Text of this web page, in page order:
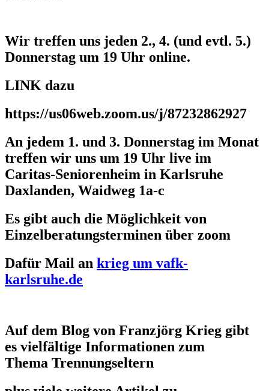
Wir treffen uns jeden 2., 4. (und evtl. 5.)
Donnerstag um 19 Uhr online.
LINK dazu
https://us06web.zoom.us/j/87232862927
An jedem 1. und 3. Donnerstag im Monat
treffen wir uns um 19 Uhr live im
Caritas-Seniorenheim in Karlsruhe
Daxlanden, Waidweg 1a-c
Es gibt auch die Möglichkeit von
Einzelberatungsterminen über zoom
Dafür Mail an krieg um vafk-
karlsruhe.de
Auf dem Blog von Franzjörg Krieg gibt
es vielfältige Informationen zum
Thema Trennungseltern